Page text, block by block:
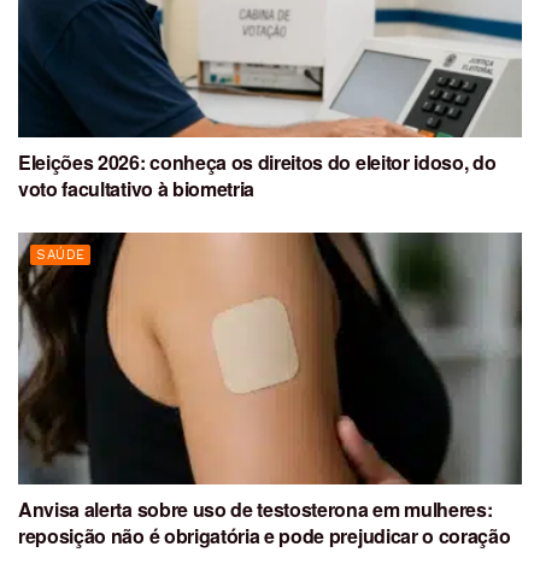
Eleições 2026: conheça os direitos do eleitor idoso, do
voto facultativo à biometria
SAÚDE
Anvisa alerta sobre uso de testosterona em mulheres:
reposição não é obrigatória e pode prejudicar o coração